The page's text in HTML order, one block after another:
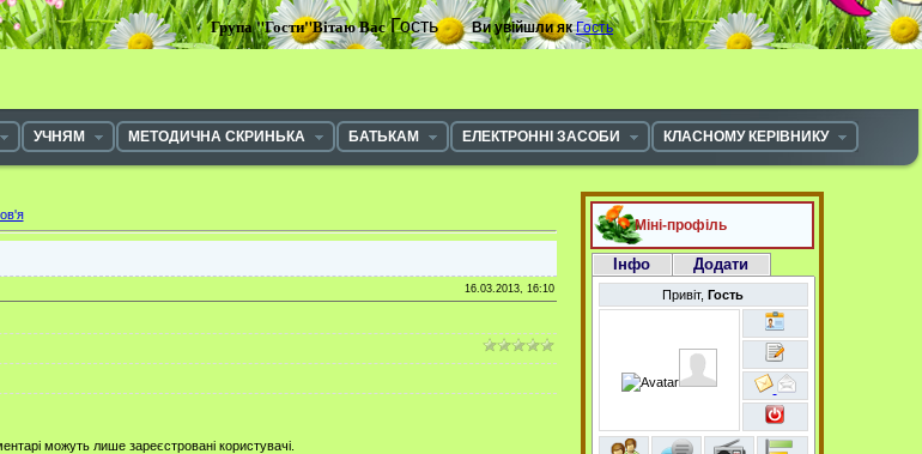
Група "Гости"Вітаю ВасГость Ви увійшли як Гость
УЧНЯМ МЕТОДИЧНА СКРИНЬКА БАТЬКАМ ЕЛЕКТРОННІ ЗАСОБИ
КЛАСНОМУ КЕРІВНИКУ
16.03.2013, 16:10
можуть лише зареєстровані користувачі.
Міні-профіль
Інфо Додати
Привіт, Гость